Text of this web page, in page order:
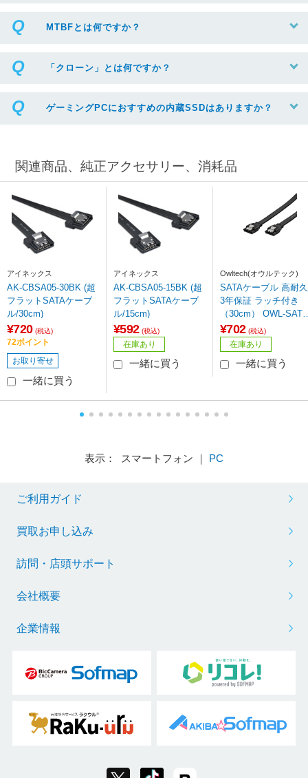
MTBFとは何ですか？
「クローン」とは何ですか？
ゲーミングPCにおすすめの内蔵SSDはありますか？
関連商品、純正アクセサリー、消耗品
アイネックス
AK-CBSA05-30BK (超
フラットSATAケーブ
ル/30cm)
¥720 (税込)
72ポイント
お取り寄せ
一緒に買う
アイネックス
AK-CBSA05-15BK (超
フラットSATAケーブ
ル/15cm)
¥592 (税込)
在庫あり
一緒に買う
Owltech(オウルテック)
SATAケーブル 高耐久
3年保証 ラッチ付き
（30cm） OWL-SATA
3SS30-BK ブラック
【864】
¥702 (税込)
在庫あり
一緒に買う
表示： スマートフォン ｜ PC
ご利用ガイド
買取お申し込み
訪問・店頭サポート
会社概要
企業情報